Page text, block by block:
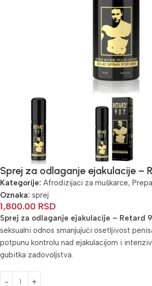
Sprej za odlaganje ejakulacije –
Kategorije: Afrodizijaci za muškarce,
Oznaka: sprej
1,800.00 RSD
Sprej za odlaganje ejakulacije – Retard
seksualni odnos smanjujući osetljivost
potpunu kontrolu nad ejakulacijom i
gubitka zadovoljstva.
Alternative: